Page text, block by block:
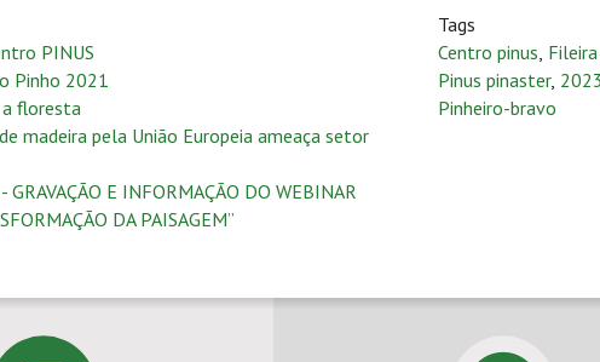
PINUS
Pinho 2021
a floresta
madeira pela União Europeia ameaça setor
E INFORMAÇÃO DO WEBINAR
DA PAISAGEM”
Tags
Centro pinus,
Pinus pinaster, 2023
Pinheiro-bravo